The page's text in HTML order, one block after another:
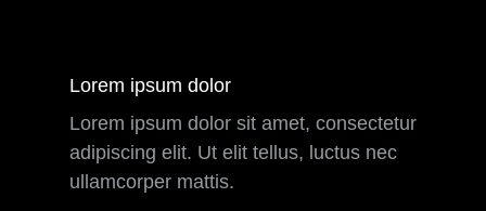
Lorem ipsum dolor
Lorem ipsum dolor sit amet, consectetur
adipiscing elit. Ut elit tellus, luctus nec
ullamcorper mattis.